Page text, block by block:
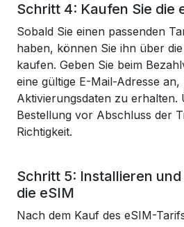
Schritt 4: Kaufen Sie die
Sobald Sie einen passenden
haben, können Sie ihn über
kaufen. Geben Sie beim
eine gültige E-Mail-Adresse
Aktivierungsdaten zu
Bestellung vor Abschluss der
Richtigkeit.
Schritt 5: Installieren
die eSIM
Nach dem Kauf des eSIM-